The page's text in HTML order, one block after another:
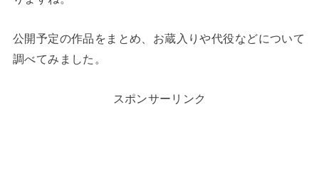
公開予定の作品をまとめ、お蔵入りや代役などについて
調べてみました。
スポンサーリンク